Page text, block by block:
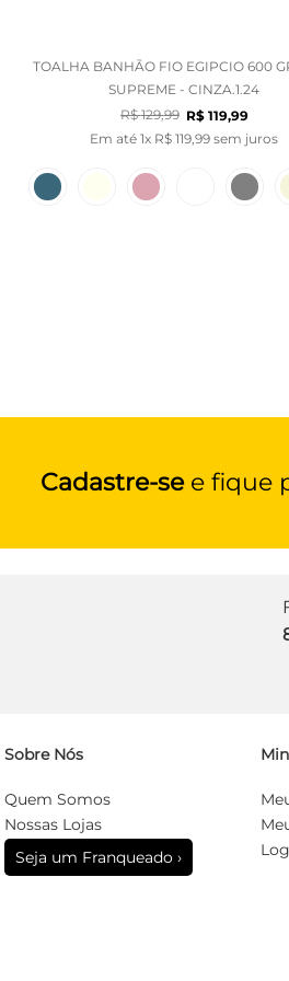
TOALHA BANHÃO FIO EGIPCIO 600
SUPREME - CINZA.1.24
R$ 129,99 R$ 119,99
Em até 1x R$ 119 99 sem juros
Cadastre-see fique
Sobre Nós
Quem Somos
Nossas Lojas
Seja um Franqueado ›